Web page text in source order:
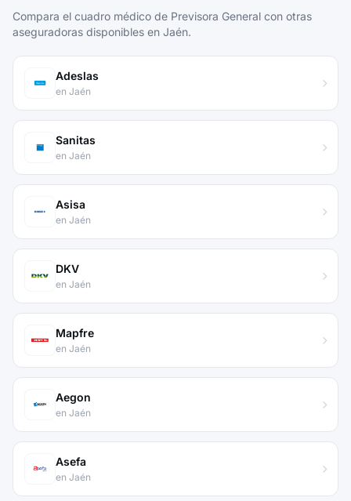
Compara el cuadro médico de Previsora General con otras
aseguradoras disponibles en Jaén.
Adeslas
en Jaén
Sanitas
en Jaén
Asisa
en Jaén
DKV
en Jaén
Mapfre
en Jaén
Aegon
en Jaén
Asefa
en Jaén